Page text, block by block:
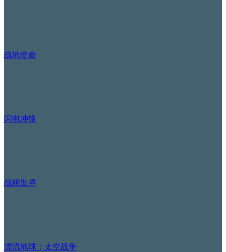
战地使命
闪电冲锋
战舰世界
漂流地球：太空战争